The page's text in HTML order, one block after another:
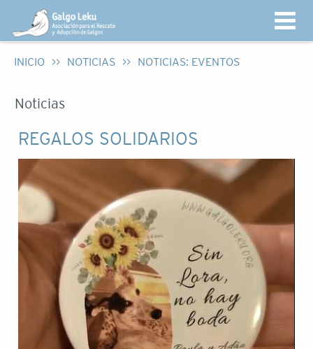
INICIO >> NOTICIAS >> NOTICIAS: EVENTOS
Noticias
REGALOS SOLIDARIOS